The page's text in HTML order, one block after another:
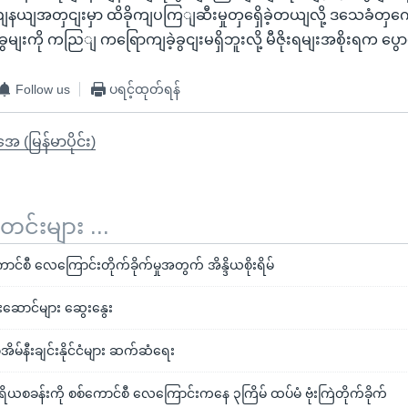
ပွညျနယျအတှငျးမှာ ထိခိုကျပကြျဆီးမှုတှရှေိခဲ့တယျလို့ ဒသေခံတှ
းကို ကညြျ ကရြောကျခဲ့ခွငျးမရှိဘူးလို့ မီဇိုးရမျးအစိုးရက ပွော
Follow us ပရင့်ထုတ်ရန်
(မြန်မာပိုင်း)
များ ...
ာင်စီ လေကြောင်းတိုက်ခိုက်မှုအတွက် အိန္ဒိယစိုးရိမ်
ာင်များ ဆွေးနွေး
မ်နီးချင်းနိုင်ငံများ ဆက်ဆံရေး
ရိယစခန်းကို စစ်ကောင်စီ လေကြောင်းကနေ ၃ကြိမ် ထပ်မံ ဗုံးကြဲတိုက်ခိုက်